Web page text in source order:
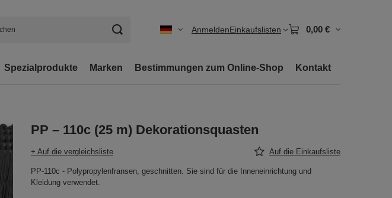
AnmeldenEinkaufslisten 0,00 €
Spezialprodukte Marken Bestimmungen zum Online-Shop Kontakt
PP – 110c (25 m) Dekorationsquasten
+ Auf die vergleichsliste Auf die Einkaufsliste
PP-110c - Polypropylenfransen, geschnitten. Sie sind für die Inneneinrichtung und
Kleidung verwendet.